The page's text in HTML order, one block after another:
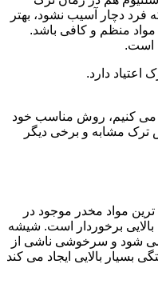
فرد دچار آسیب نشود، بهتر
منظم و کافی باشد.
است.
اعتیاد دارد.
می کنیم، روش مناسب خود
ترک مشابه و برخی دیگر
مواد مخدر موجود در
برخوردار است. شیشه
می شود و سرخوشی ناشی از
بسیار بالایی ایجاد می کند